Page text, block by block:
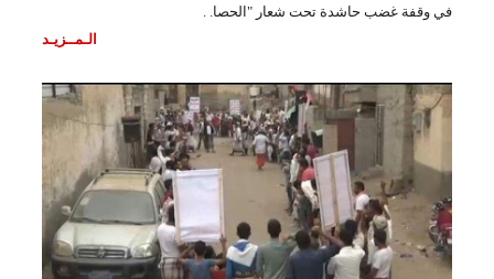
في وقفة غضب حاشدة تحت شعار "الحصا. .
الـمــزيـد